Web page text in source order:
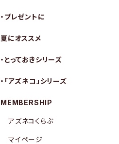
・プレゼントに
夏にオススメ
・とっておきシリーズ
・「アズネコ」シリーズ
MEMBERSHIP
アズネコくらぶ
マイページ